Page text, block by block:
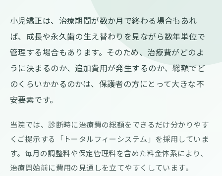
小児矯正は、治療期間が数か月で終わる場合もあれ
ば、成長や永久歯の生え替わりを見ながら数年単位で
管理する場合もあります。そのため、治療費がどのよ
うに決まるのか、追加費用が発生するのか、総額でど
のくらいかかるのかは、保護者の方にとって大きな不
安要素です。
当院では、診断時に治療費の総額をできるだけ分かりやす
くご提示する「トータルフィーシステム」を採用していま
す。毎月の調整料や保定管理料を含めた料金体系により、
治療開始前に費用の見通しを立てやすくしています。